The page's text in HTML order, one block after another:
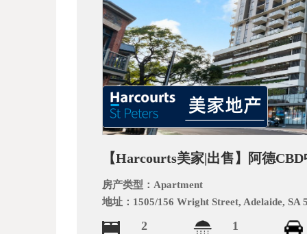
【Harcourts美家|出售】阿德
房产类型： Apartment
地址： 1505/156 Wright Street, Adelaide, SA
2 1